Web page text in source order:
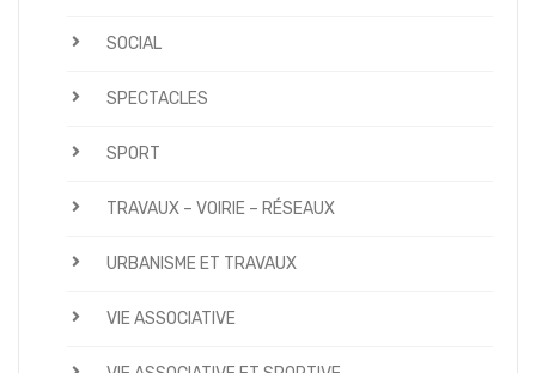
SOCIAL
SPECTACLES
SPORT
TRAVAUX – VOIRIE – RÉSEAUX
URBANISME ET TRAVAUX
VIE ASSOCIATIVE